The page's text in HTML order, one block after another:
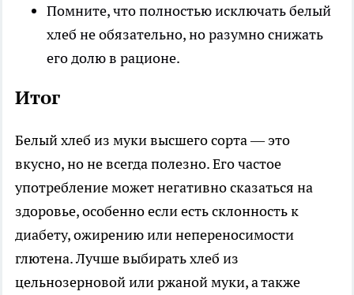
Помните, что полностью исключать белый
хлеб не обязательно, но разумно снижать
его долю в рационе.
Итог
Белый хлеб из муки высшего сорта — это
вкусно, но не всегда полезно. Его частое
употребление может негативно сказаться на
здоровье, особенно если есть склонность к
диабету, ожирению или непереносимости
глютена. Лучше выбирать хлеб из
цельнозерновой или ржаной муки, а также